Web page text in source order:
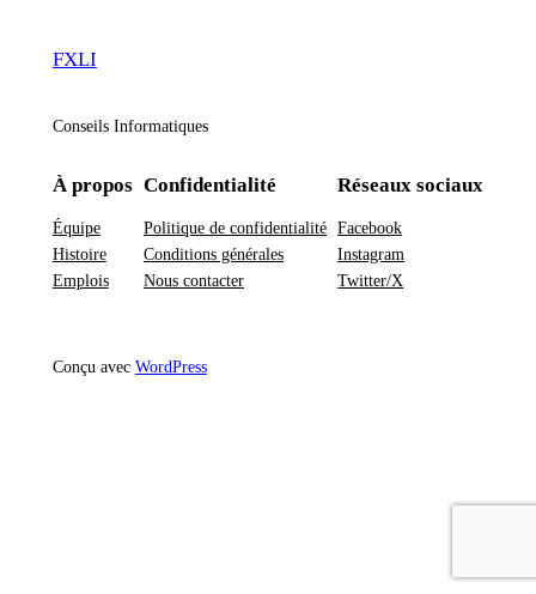
FXLI
Conseils Informatiques
À propos
Équipe
Histoire
Emplois
Confidentialité
Politique de confidentialité
Conditions générales
Nous contacter
Réseaux sociaux
Facebook
Instagram
Twitter/X
Conçu avec WordPress